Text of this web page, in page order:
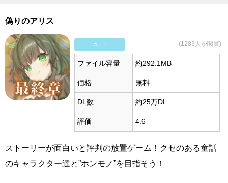
偽りのアリス
カード (1283人が閲覧)
ファイル容量 約292.1MB
価格 無料
DL数 約25万DL
評価 4.6
ストーリーが面白いと評判の放置ゲーム！クセのある童話
のキャラクター達と”ホンモノ”を目指そう！